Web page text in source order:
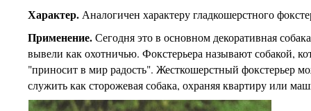
Характер. Аналогичен характеру гладкошерстного
Применение.Сегодня это в основном декоративная
вывели как охотничью. Фокстерьера называют собакой,
"приносит в мир радость". Жесткошерстный фокстерьер
служить как сторожевая собака, охраняя квартиру или